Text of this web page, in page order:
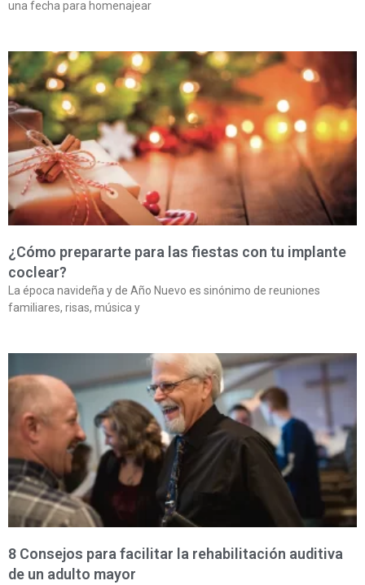
una fecha para homenajear
¿Cómo prepararte para las fiestas con tu implante
coclear?
La época navideña y de Año Nuevo es sinónimo de reuniones
familiares, risas, música y
8 Consejos para facilitar la rehabilitación auditiva
de un adulto mayor